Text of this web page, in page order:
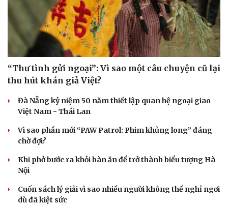
Doanh nghiệp
Doanh nghiệp 24h
Doanh nhân
Vì cộng đồng
Tin Công nghệ
Chuyển đổi số
“Thư tình gửi ngoại”: Vì sao một câu chuyện cũ lại
thu hút khán giả Việt?
Đà Nẵng kỷ niệm 50 năm thiết lập quan hệ ngoại giao
Việt Nam - Thái Lan
Vì sao phần mới “PAW Patrol: Phim khủng long” đáng
chờ đợi?
Khi phở bước ra khỏi bàn ăn để trở thành biểu tượng Hà
Nội
Cuốn sách lý giải vì sao nhiều người không thể nghỉ ngơi
dù đã kiệt sức